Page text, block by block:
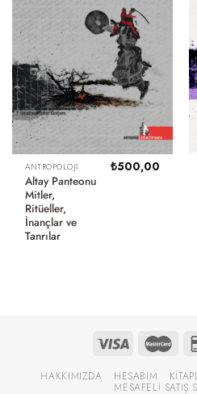
ANTROPOLOJI
Altay Panteonu
Mitler,
Ritüeller,
İnançlar ve
Tanrılar
₺500,00
HAKKIMIZDA HESABIM
MESAFELI SATIŞ